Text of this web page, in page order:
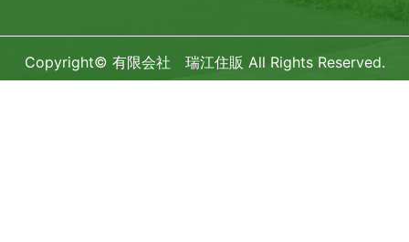
Copyright© 有限会社 瑞江住販 All Rights Reserved.